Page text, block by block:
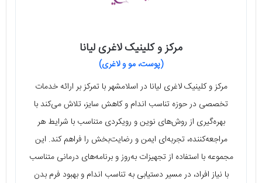
مرکز و کلینیک لاغری لیانا
(پوست، مو و لاغری)
مرکز و کلینیک لاغری لیانا در اسلامشهر با تمرکز بر ارائه خدمات
تخصصی در حوزه تناسب اندام و کاهش سایز، تلاش می‌کند با
بهره‌گیری از روش‌های نوین و رویکردی متناسب با شرایط هر
مراجعه‌کننده، تجربه‌ای ایمن و رضایت‌بخش را فراهم کند. این
مجموعه با استفاده از تجهیزات به‌روز و برنامه‌های درمانی متناسب
با نیاز افراد، در مسیر دستیابی به تناسب اندام و بهبود فرم بدن